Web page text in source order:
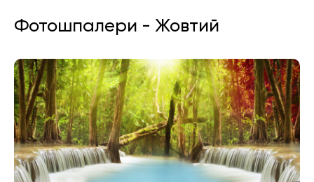
Фотошпалери - Жовтий